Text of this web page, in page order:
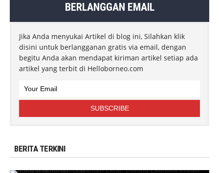
BERLANGGAN EMAIL
Jika Anda menyukai Artikel di blog ini, Silahkan klik
disini untuk berlangganan gratis via email, dengan
begitu Anda akan mendapat kiriman artikel setiap ada
artikel yang terbit di Helloborneo.com
BERITA TERKINI